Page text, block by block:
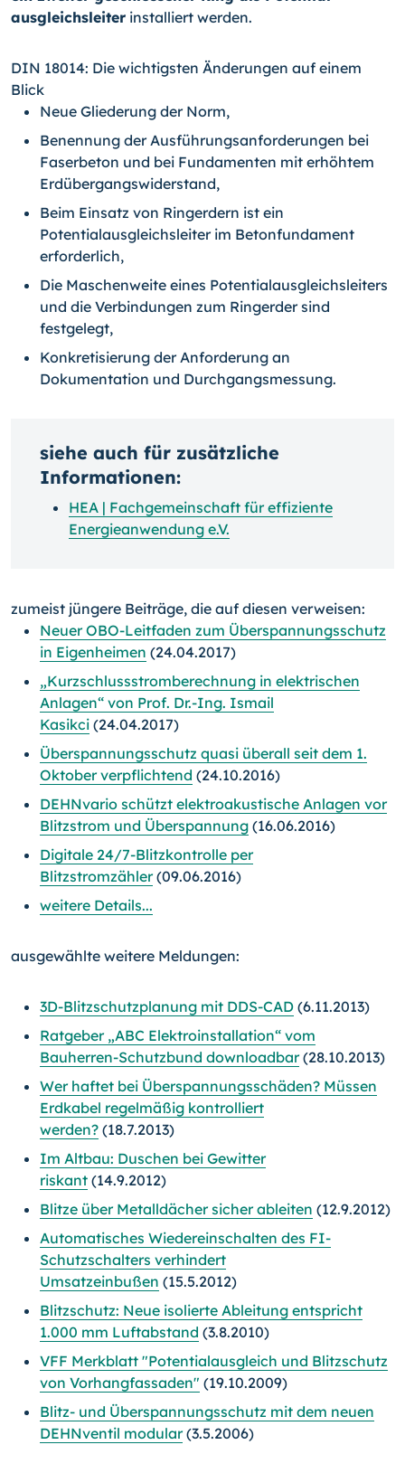
ausgleichsleiter installiert werden.
DIN 18014: Die wichtigsten Änderungen auf einem
Blick
Neue Gliederung der Norm,
Benennung der Ausführungsanforderungen bei
Faserbeton und bei Fundamenten mit erhöhtem
Erdübergangswiderstand,
Beim Einsatz von Ringerdern ist ein
Potentialausgleichsleiter im Betonfundament
erforderlich,
Die Maschenweite eines Potentialausgleichsleiters
und die Verbindungen zum Ringerder sind
festgelegt,
Konkretisierung der Anforderung an
Dokumentation und Durchgangsmessung.
siehe auch für zusätzliche
Informationen:
HEA | Fachgemeinschaft für effiziente
Energieanwendung e.V.
zumeist jüngere Beiträge, die auf diesen verweisen:
Neuer OBO-Leitfaden zum Überspannungsschutz
in Eigenheimen (24.04.2017)
„Kurzschlussstromberechnung in elektrischen
Anlagen“ von Prof. Dr.-Ing. Ismail
Kasikci (24.04.2017)
Überspannungsschutz quasi überall seit dem 1.
Oktober verpflichtend (24.10.2016)
DEHNvario schützt elektroakustische Anlagen vor
Blitzstrom und Überspannung (16.06.2016)
Digitale 24/7-Blitzkontrolle per
Blitzstromzähler(09.06.2016)
weitere Details...
ausgewählte weitere Meldungen:
3D-Blitzschutzplanung mit DDS-CAD (6.11.2013)
Ratgeber „ABC Elektroinstallation“ vom
Bauherren-Schutzbund downloadbar(28.10.2013)
Wer haftet bei Überspannungsschäden? Müssen
Erdkabel regelmäßig kontrolliert
werden? (18.7.2013)
Im Altbau: Duschen bei Gewitter
riskant (14.9.2012)
Blitze über Metalldächer sicher ableiten (12.9.2012)
Automatisches Wiedereinschalten des FI-
Schutzschalters verhindert
Umsatzeinbußen (15.5.2012)
Blitzschutz: Neue isolierte Ableitung entspricht
1.000 mm Luftabstand (3.8.2010)
VFF Merkblatt "Potentialausgleich und Blitzschutz
von Vorhangfassaden" (19.10.2009)
Blitz- und Überspannungsschutz mit dem neuen
DEHNventil modular(3.5.2006)